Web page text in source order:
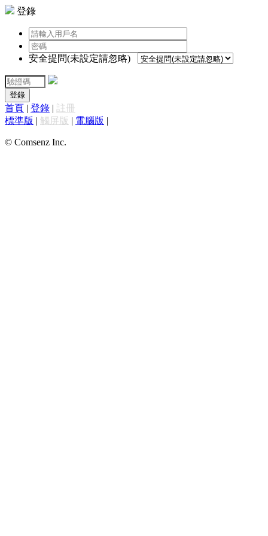
登錄
安全提問(未設定請忽略)
登錄
首頁 | 登錄 | 註冊
標準版 | 觸屏版 | 電腦版 |
© Comsenz Inc.